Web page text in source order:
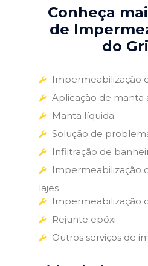
Conheça
de
do
Impermeabilização
Aplicação de manta
Manta líquida
Solução de
Infiltração de
Impermeabilização
lajes
Impermeabilização
Rejunte epóxi
Outros serviços de